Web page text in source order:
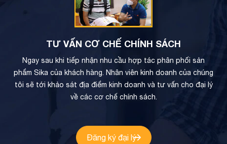
TƯ VẤN CƠ CHẾ CHÍNH SÁCH
Ngay sau khi tiếp nhận nhu cầu hợp tác phân phối sản
phẩm Sika của khách hàng. Nhân viên kinh doanh của chúng
tôi sẽ tới khảo sát địa điểm kinh doanh và tư vấn cho đại lý
về các cơ chế chính sách.
Đăng ký đại lý